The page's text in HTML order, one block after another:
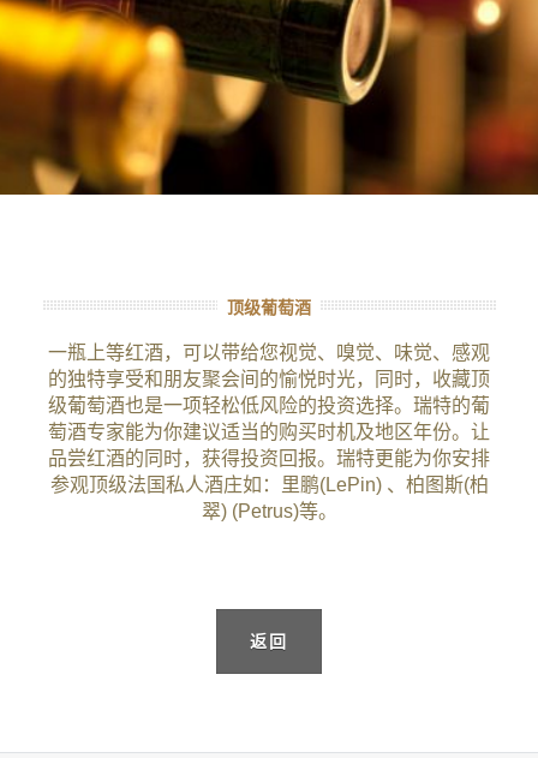
顶级葡萄酒
一瓶上等红酒，可以带给您视觉、嗅觉、味觉、感观
的独特享受和朋友聚会间的愉悦时光，同时，收藏顶
级葡萄酒也是一项轻松低风险的投资选择。瑞特的葡
萄酒专家能为你建议适当的购买时机及地区年份。让
品尝红酒的同时，获得投资回报。瑞特更能为你安排
参观顶级法国私人酒庄如：里鹏(LePin) 、柏图斯(柏
翠) (Petrus)等。
返回